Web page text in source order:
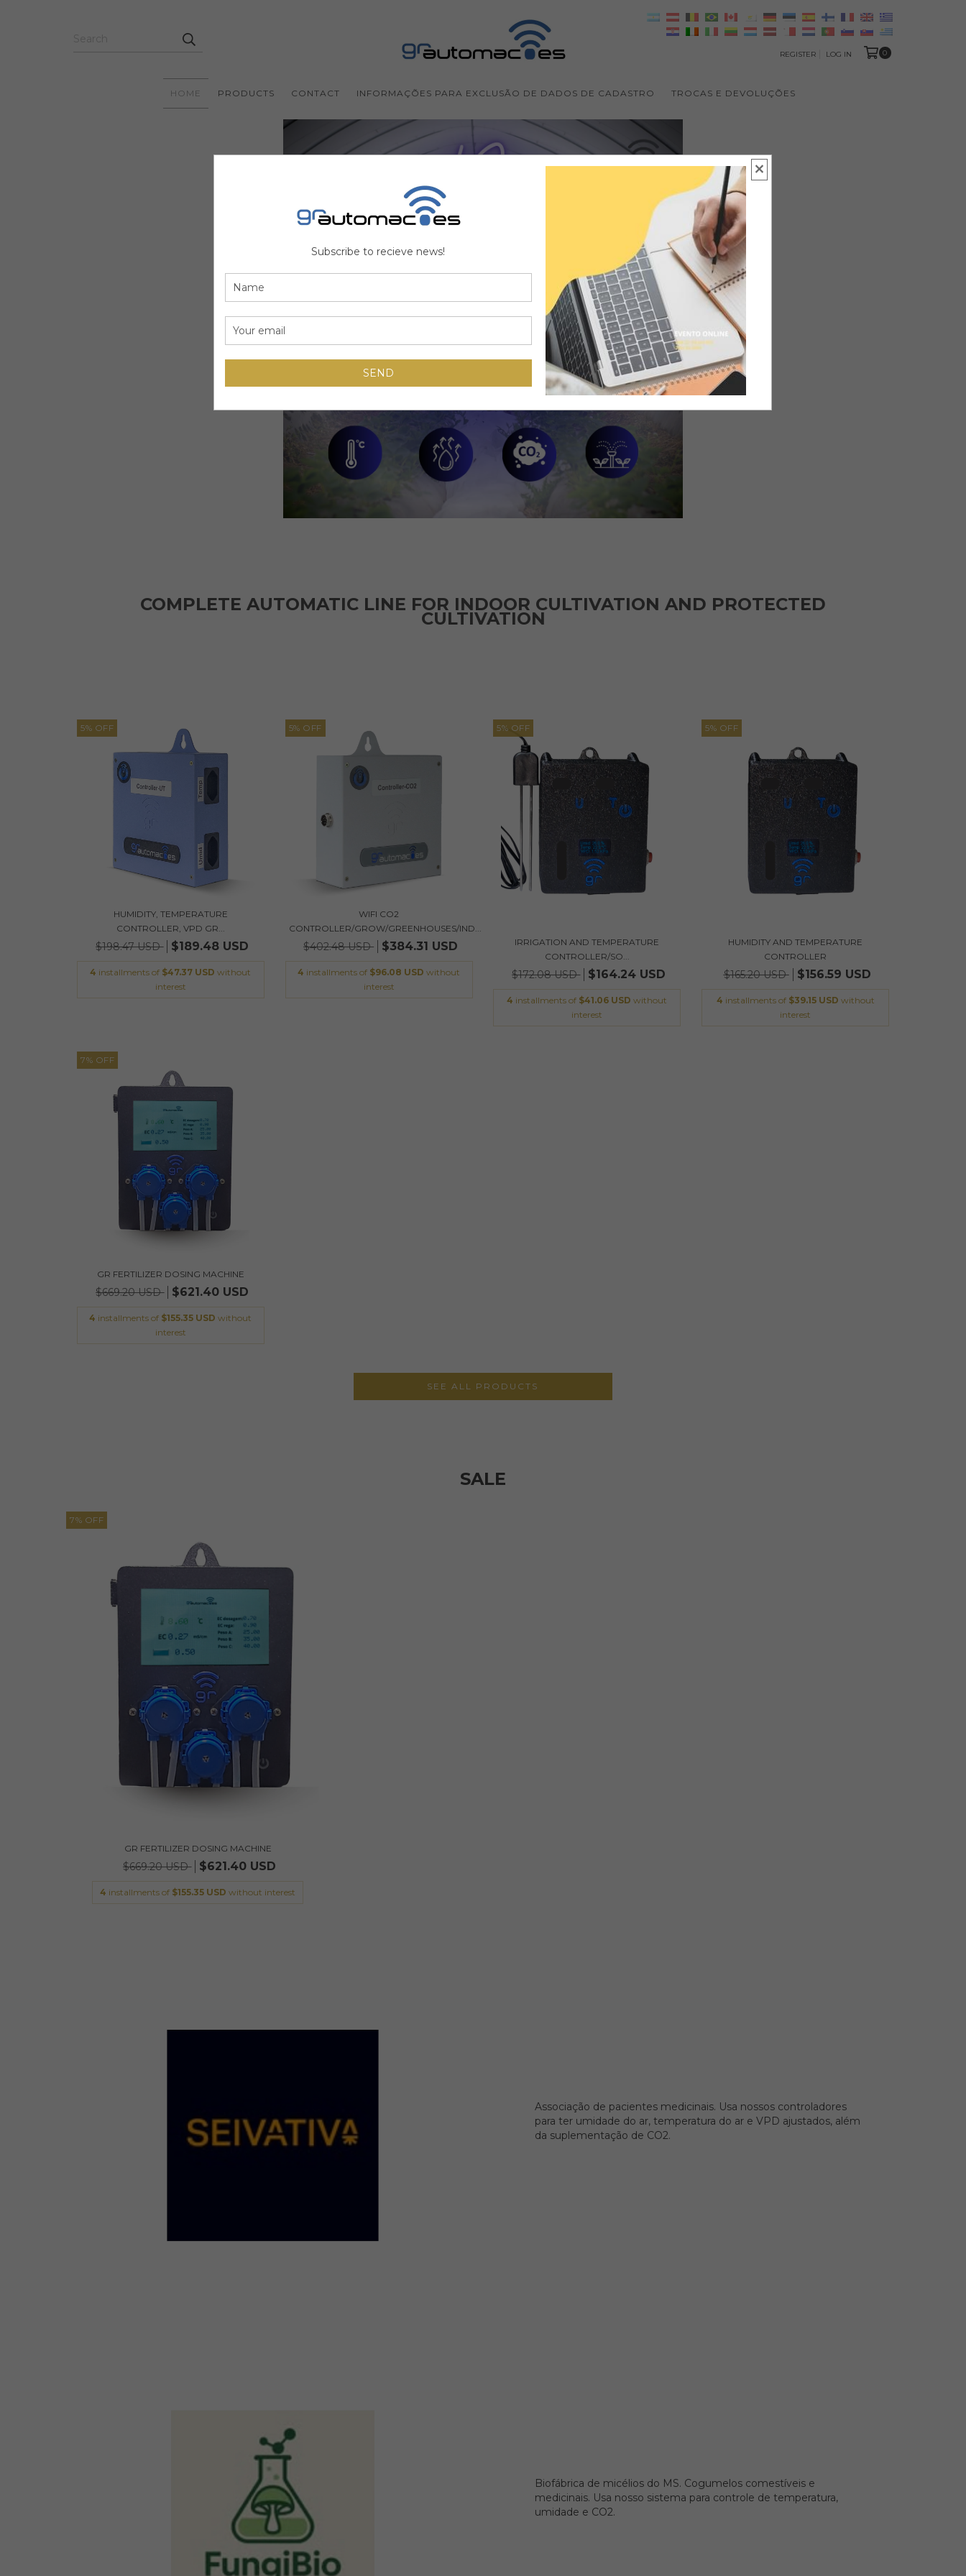
REGISTER LOG IN 0
HOME PRODUCTS CONTACT INFORMAÇÕES PARA EXCLUSÃO DE DADOS DE CADASTRO TROCAS E DEVOLUÇÕES
COMPLETE AUTOMATIC LINE FOR INDOOR CULTIVATION AND PROTECTED
CULTIVATION
5% OFF
HUMIDITY, TEMPERATURE
CONTROLLER, VPD GR...
$198.47 USD $189.48 USD
4 installments of $47.37 USD without
interest
5% OFF
WIFI CO2
CONTROLLER/GROW/GREENHOUSES/IND...
$402.48 USD $384.31 USD
4 installments of $96.08 USD without
interest
5% OFF
IRRIGATION AND TEMPERATURE
CONTROLLER/SO...
$172.08 USD $164.24 USD
4 installments of $41.06 USD without
interest
5% OFF
HUMIDITY AND TEMPERATURE
CONTROLLER
$165.20 USD $156.59 USD
4 installments of $39.15 USD without
interest
7% OFF
GR FERTILIZER DOSING MACHINE
$669.20 USD $621.40 USD
4 installments of $155.35 USD without
interest
SEE ALL PRODUCTS
SALE
7% OFF
GR FERTILIZER DOSING MACHINE
$669.20 USD $621.40 USD
4 installments of $155.35 USD without interest
Associação de pacientes medicinais. Usa nossos controladores
para ter umidade do ar, temperatura do ar e VPD ajustados, além
da suplementação de CO2.
Biofábrica de micélios do MS. Cogumelos comestíveis e
medicinais. Usa nosso sistema para controle de temperatura,
umidade e CO2.
Subscribe to recieve news!